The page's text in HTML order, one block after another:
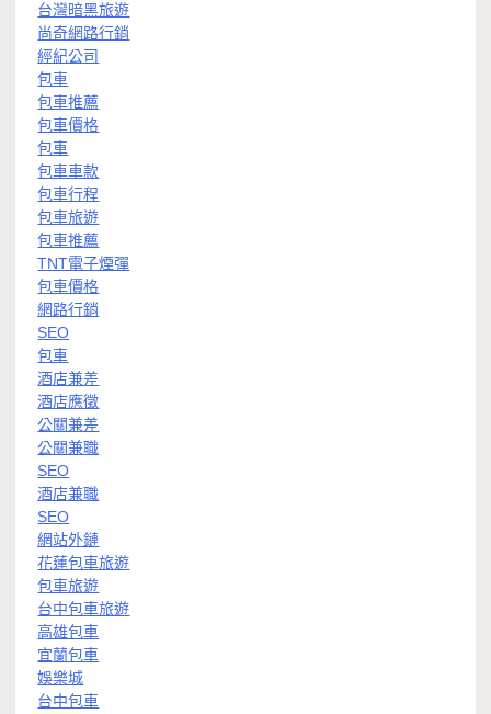
台灣暗黑旅遊
尚奇網路行銷
經紀公司
包車
包車推薦
包車價格
包車
包車車款
包車行程
包車旅遊
包車推薦
TNT電子煙彈
包車價格
網路行銷
SEO
包車
酒店兼差
酒店應徵
公關兼差
公關兼職
SEO
酒店兼職
SEO
網站外鏈
花蓮包車旅遊
包車旅遊
台中包車旅遊
高雄包車
宜蘭包車
娛樂城
台中包車